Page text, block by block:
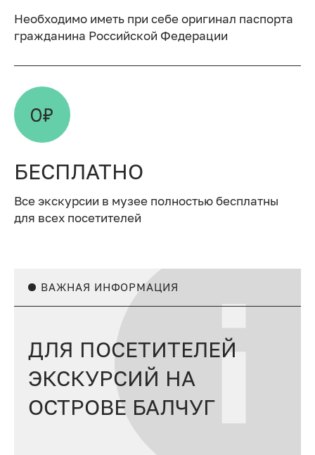
Необходимо иметь при себе оригинал паспорта
гражданина Российской Федерации
БЕСПЛАТНО
Все экскурсии в музее полностью бесплатны
для всех посетителей
ВАЖНАЯ ИНФОРМАЦИЯ
ДЛЯ ПОСЕТИТЕЛЕЙ
ЭКСКУРСИЙ НА
ОСТРОВЕ БАЛЧУГ